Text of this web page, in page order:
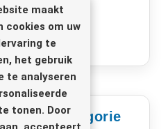
maakt
cookies om uw
te
het gebruik
te analyseren
tonen. Door
In Categorie